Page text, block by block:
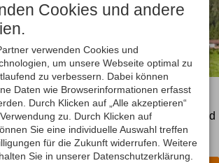
Bayrischzell
• Outdoor-Paradies Sudelfeld
Wendelstein • Tatzelwurm-
Cookies und andere
verwenden Cookies und
um unsere Webseite optimal zu
zu verbessern. Dabei können
Daten wie Browserinformationen erfasst
Durch Klicken auf „Alle akzeptieren“
zu. Durch Klicken auf
Sie eine individuelle Auswahl treffen
für die Zukunft widerrufen. Weitere
Sie in unserer Datenschutzerklärung.